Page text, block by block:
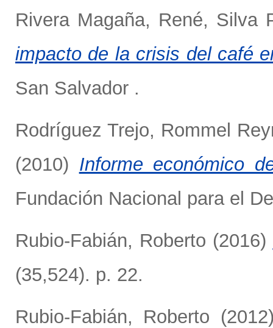
Rivera Magaña, René, Silva
impacto de la crisis del café
San Salvador .
Rodríguez Trejo, Rommel
(2010) Informe económico
Fundación Nacional para el
Rubio-Fabián, Roberto (2016)
(35,524). p. 22.
Rubio-Fabián, Roberto